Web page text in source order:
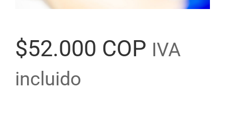
$52.000 COP IVA
incluido